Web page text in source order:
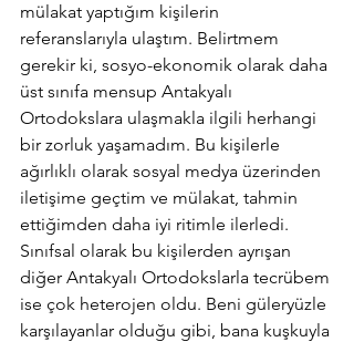
mülakat yaptığım kişilerin
referanslarıyla ulaştım. Belirtmem
gerekir ki, sosyo-ekonomik olarak daha
üst sınıfa mensup Antakyalı
Ortodokslara ulaşmakla ilgili herhangi
bir zorluk yaşamadım. Bu kişilerle
ağırlıklı olarak sosyal medya üzerinden
iletişime geçtim ve mülakat, tahmin
ettiğimden daha iyi ritimle ilerledi.
Sınıfsal olarak bu kişilerden ayrışan
diğer Antakyalı Ortodokslarla tecrübem
ise çok heterojen oldu. Beni güleryüzle
karşılayanlar olduğu gibi, bana kuşkuyla